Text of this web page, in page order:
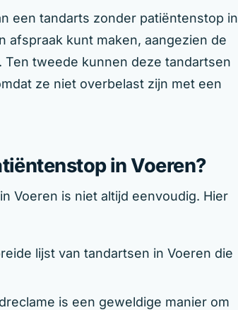
een tandarts zonder patiëntenstop in
afspraak kunt maken, aangezien de
tweede kunnen deze tandartsen
ze niet overbelast zijn met een
in Voeren?
Voeren is niet altijd eenvoudig. Hier
lijst van tandartsen in Voeren die
is een geweldige manier om